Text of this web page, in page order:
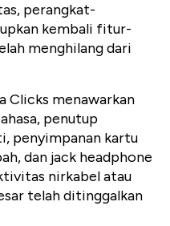
perangkat-
kembali fitur-
menghilang dari
Clicks menawarkan
penutup
penyimpanan kartu
dan jack headphone
nirkabel atau
telah ditinggalkan